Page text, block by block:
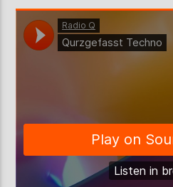
AKTUELLE SENDUNG
MOEBIUS
ZU HÖREN INMünster90,9